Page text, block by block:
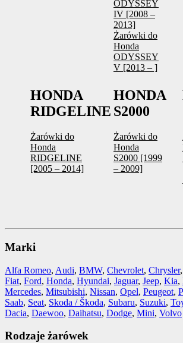
ODYSSEY
IV [2008 –
2013]
Żarówki do
Honda
ODYSSEY
V [2013 – ]
HONDA
RIDGELINE
Żarówki do
Honda
RIDGELINE
[2005 – 2014]
HONDA
S2000
Żarówki do
Honda
S2000 [1999
– 2009]
Marki
Alfa Romeo, Audi, BMW, Chevrolet, Chrysler,
Fiat, Ford, Honda, Hyundai, Jaguar, Jeep, Kia,
Mercedes, Mitsubishi, Nissan, Opel, Peugeot,
Saab, Seat, Skoda / Škoda, Subaru, Suzuki,
Dacia, Daewoo, Daihatsu, Dodge, Mini, Volvo
Rodzaje żarówek